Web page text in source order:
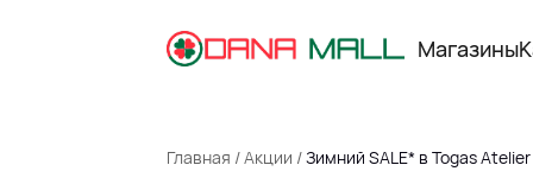
Магазины
Главная /Акции /Зимний SALE* в Togas Atelier